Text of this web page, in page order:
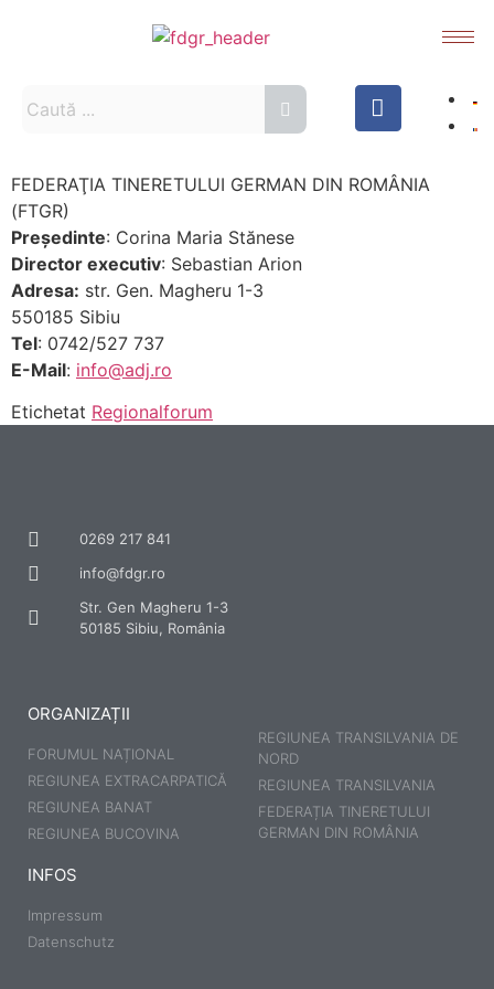
FEDERAŢIA TINERETULUI GERMAN DIN ROMÂNIA
(FTGR)
Preşedinte: Corina Maria Stănese
Director executiv: Sebastian Arion
Adresa: str. Gen. Magheru 1-3
550185 Sibiu
Tel: 0742/527 737
E-Mail: info@adj.ro
Etichetat Regionalforum
0269 217 841
info@fdgr.ro
Str. Gen Magheru 1-3
50185 Sibiu, România
ORGANIZAȚII
FORUMUL NAȚIONAL
REGIUNEA EXTRACARPATICĂ
REGIUNEA BANAT
REGIUNEA BUCOVINA
REGIUNEA TRANSILVANIA DE
NORD
REGIUNEA TRANSILVANIA
FEDERAȚIA TINERETULUI
GERMAN DIN ROMÂNIA
INFOS
Impressum
Datenschutz